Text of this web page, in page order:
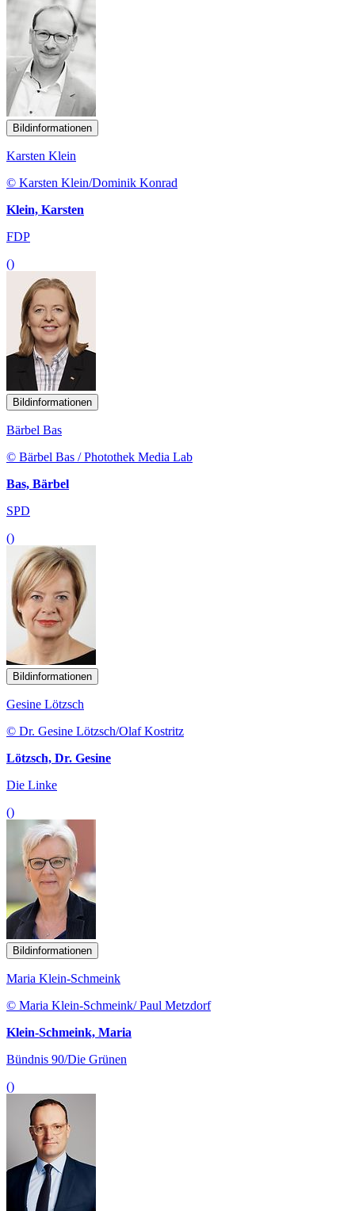
Bildinformationen
Karsten Klein
© Karsten Klein/Dominik Konrad
Klein, Karsten
FDP
()
Bildinformationen
Bärbel Bas
© Bärbel Bas / Photothek Media Lab
Bas, Bärbel
SPD
()
Bildinformationen
Gesine Lötzsch
© Dr. Gesine Lötzsch/Olaf Kostritz
Lötzsch, Dr. Gesine
Die Linke
()
Bildinformationen
Maria Klein-Schmeink
© Maria Klein-Schmeink/ Paul Metzdorf
Klein-Schmeink, Maria
Bündnis 90/Die Grünen
()